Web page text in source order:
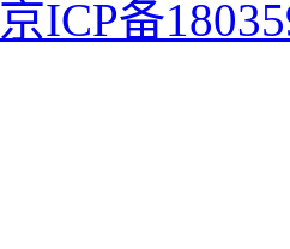
京ICP备